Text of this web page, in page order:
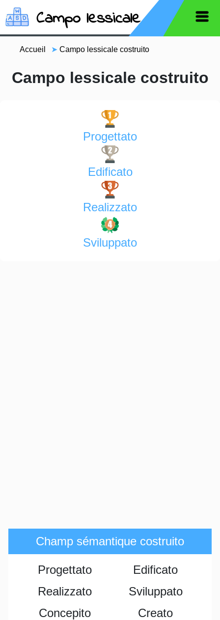
Campo lessicale
Accueil ➤ Campo lessicale costruito
Campo lessicale costruito
Progettato
Edificato
Realizzato
Sviluppato
Champ sémantique costruito
Progettato
Edificato
Realizzato
Sviluppato
Concepito
Creato